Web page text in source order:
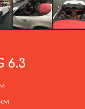
6.3